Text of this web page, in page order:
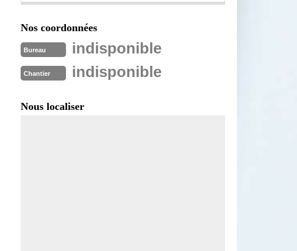
Nos coordonnées
Bureau indisponible
Chantier indisponible
Nous localiser